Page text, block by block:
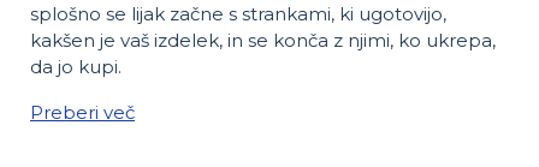
splošno se lijak začne s strankami, ki ugotovijo,
kakšen je vaš izdelek, in se konča z njimi, ko ukrepa,
da jo kupi.
Preberi več